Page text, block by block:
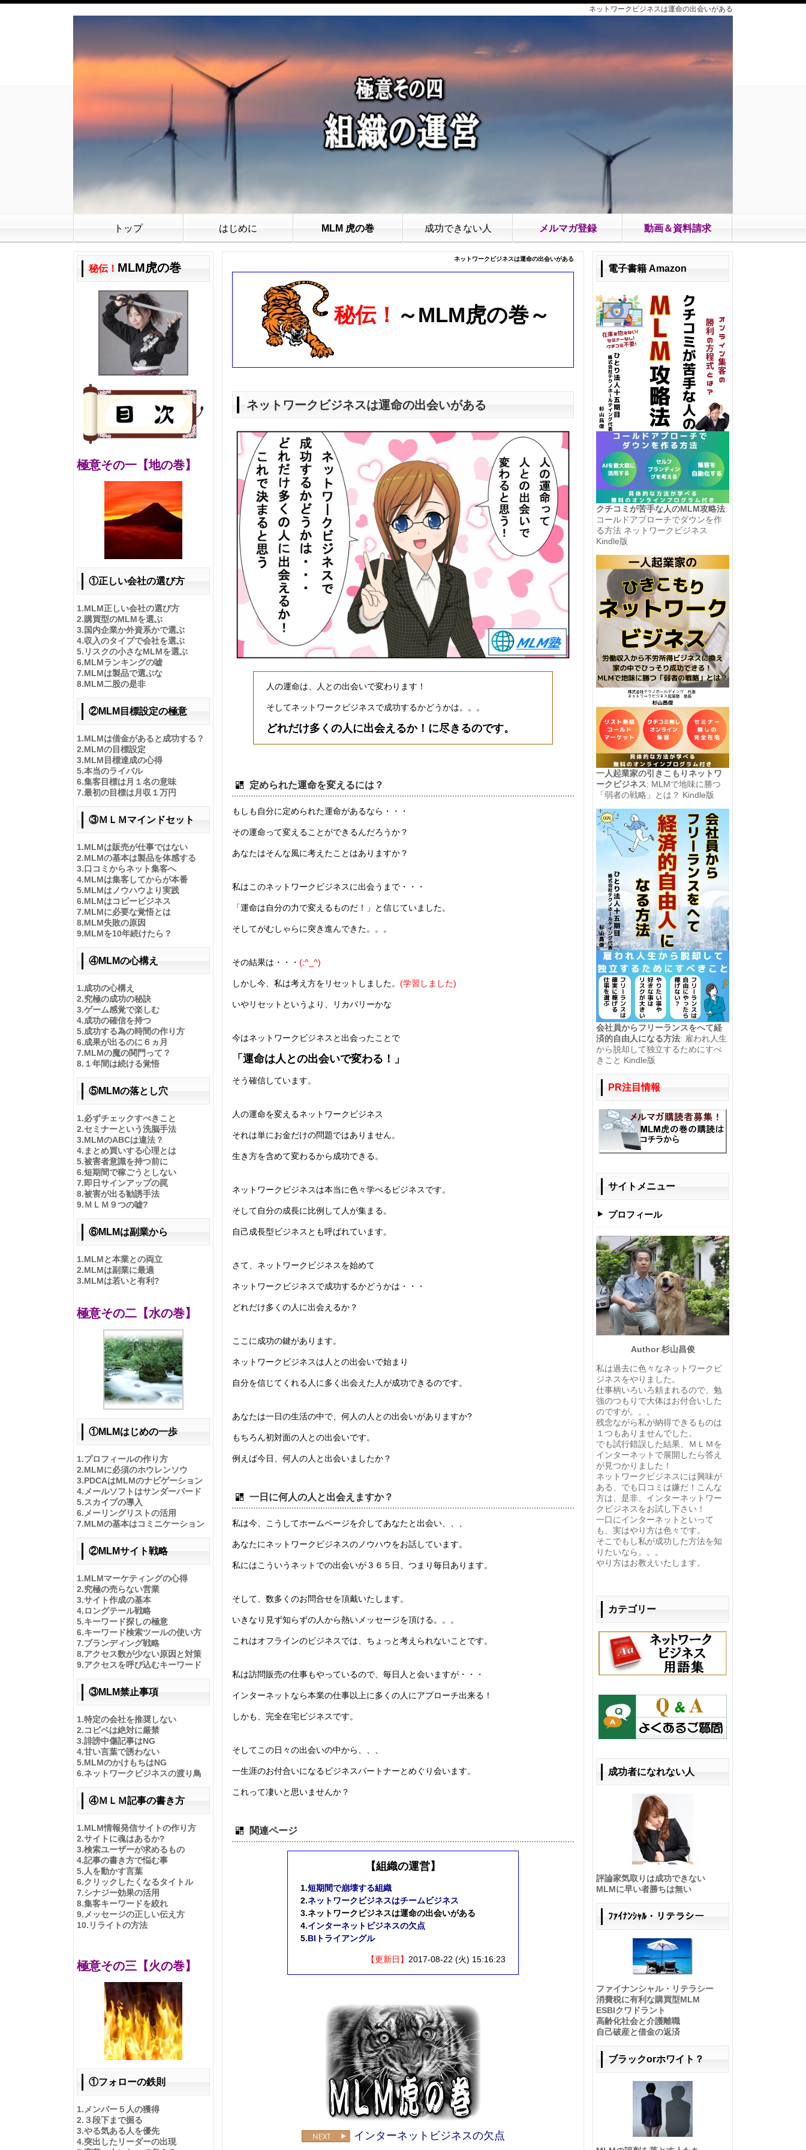
ネットワークビジネスは運命の出会いがある
トップ はじめに MLM 虎の巻 成功できない人 メルマガ登録 動画＆資料請求
ネットワークビジネスは運命の出会いがある
秘伝！ ～MLM虎の巻～
ネットワークビジネスは運命の出会いがある
人の運命は、人との出会いで変わります！
そしてネットワークビジネスで成功するかどうかは。。。
どれだけ多くの人に出会えるか！に尽きるのです。
定められた運命を変えるには？
もしも自分に定められた運命があるなら・・・
その運命って変えることができるんだろうか？
あなたはそんな風に考えたことはありますか？
私はこのネットワークビジネスに出会うまで・・・
「運命は自分の力で変えるものだ！」と信じていました。
そしてがむしゃらに突き進んできた。。。
その結果は・・・ (;^_^)
しかし今、私は考え方をリセットしました。 (学習しました)
いやリセットというより、リカバリーかな
今はネットワークビジネスと出会ったことで
「運命は人との出会いで変わる！」
そう確信しています。
人の運命を変えるネットワークビジネス
それは単にお金だけの問題ではありません。
生き方を含めて変わるから成功できる。
ネットワークビジネスは本当に色々学べるビジネスです。
そして自分の成長に比例して人が集まる。
自己成長型ビジネスとも呼ばれています。
さて、ネットワークビジネスを始めて
ネットワークビジネスで成功するかどうかは・・・
どれだけ多くの人に出会えるか？
ここに成功の鍵があります。
ネットワークビジネスは人との出会いで始まり
自分を信じてくれる人に多く出会えた人が成功できるのです。
あなたは一日の生活の中で、何人の人との出会いがありますか?
もちろん初対面の人との出会いです。
例えば今日、何人の人と出会いましたか？
一日に何人の人と出会えますか？
私は今、こうしてホームページを介してあなたと出会い、、、
あなたにネットワークビジネスのノウハウをお話しています。
私にはこういうネットでの出会いが３６５日、つまり毎日あります。
そして、数多くのお問合せを頂戴いたします。
いきなり見ず知らずの人から熱いメッセージを頂ける。。。
これはオフラインのビジネスでは、ちょっと考えられないことです。
私は訪問販売の仕事もやっているので、毎日人と会いますが・・・
インターネットなら本業の仕事以上に多くの人にアプローチ出来る！
しかも、完全在宅ビジネスです。
そしてこの日々の出会いの中から、、、
一生涯のお付合いになるビジネスパートナーとめぐり会います。
これって凄いと思いませんか？
関連ページ
【組織の運営】
1.短期間で崩壊する組織
2.ネットワークビジネスはチームビジネス
3.ネットワークビジネスは運命の出会いがある
4.インターネットビジネスの欠点
5.BIトライアングル
【更新日】 2017-08-22 (火) 15:16:23
インターネットビジネスの欠点
秘伝！ MLM虎の巻
極意その一【地の巻】
①正しい会社の選び方
1.MLM正しい会社の選び方
2.購買型のMLMを選ぶ
3.国内企業か外資系かで選ぶ
4.収入のタイプで会社を選ぶ
5. リスクの小さなMLMを選ぶ
6.MLMランキングの嘘
7.MLMは製品で選ぶな
8.MLM二股の是非
②MLM目標設定の極意
1.MLMは借金があると成功する？
2.MLMの目標設定
3.MLM目標達成の心得
5.本当のライバル
6.集客目標は月１名の意味
7.最初の目標は月収１万円
③ＭＬＭマインドセット
1.MLMは販売が仕事ではない
2.MLMの基本は製品を体感する
3.口コミからネット集客へ
4.MLMは集客してからが本番
5.MLMはノウハウより実践
6.MLMはコピービジネス
7.MLMに必要な覚悟とは
8.MLM失敗の原因
9.MLMを10年続けたら？
④MLMの心構え
1.成功の心構え
2.究極の成功の秘訣
3.ゲーム感覚で楽しむ
4.成功の確信を持つ
5.成功する為の時間の作り方
6.成果が出るのに６ヵ月
7.MLMの魔の関門って？
8. １年間は続ける覚悟
⑤MLMの落とし穴
1.必ずチェックすべきこと
2.セミナーという洗脳手法
3.MLMのABCは違法？
4. まとめ買いする心理とは
5.被害者意識を持つ前に
6.短期間で稼ごうとしない
7.即日サインアップの罠
8.被害が出る勧誘手法
9.ＭＬＭ９つの嘘?
⑥MLMは副業から
1.MLMと本業との両立
2.MLMは副業に最適
3.MLMは若いと有利?
極意その二【水の巻】
①MLMはじめの一歩
1.プロフィールの作り方
2.MLMに必須のホウレンソウ
3.PDCAはMLMのナビゲーション
4. メールソフトはサンダーバード
5.スカイプの導入
6. メーリングリストの活用
7.MLMの基本はコミニケーション
②MLMサイト戦略
1.MLMマーケティングの心得
2.究極の売らない営業
3.サイト作成の基本
4.ロングテール戦略
5.キーワード探しの極意
6.キーワード検索ツールの使い方
7.ブランディング戦略
8.アクセス数が少ない原因と対策
9.アクセスを呼び込むキーワード
③MLM禁止事項
1.特定の会社を推奨しない
2.コピペは絶対に厳禁
3.誹謗中傷記事はNG
4.甘い言葉で誘わない
5.MLMのかけもちはNG
6.ネットワークビジネスの渡り鳥
④ＭＬＭ記事の書き方
1.MLM情報発信サイトの作り方
2.サイトに魂はあるか?
3.検索ユーザーが求めるもの
4.記事の書き方で悩む事
5. 人を動かす言葉
6.クリックしたくなるタイトル
7.シナジー効果の活用
8.集客キーワードを絞れ
9. メッセージの正しい伝え方
10. リライトの方法
極意その三【火の巻】
①フォローの鉄則
1. メンバー５人の獲得
2. ３段下まで掘る
3.やる気ある人を優先
4.突出したリーダーの出現
電子書籍 Amazon
クチコミが苦手な人のMLM攻略法:
コールドアプローチでダウンを作
る方法 ネットワークビジネス
Kindle版
一人起業家の引きこもりネットワ
ークビジネス: MLMで地味に勝つ
「弱者の戦略」とは？ Kindle版
会社員からフリーランスをへて経
済的自由人になる方法: 雇われ人生
から脱却して独立するためにすべ
きこと Kindle版
PR注目情報
サイトメニュー
プロフィール
Author 杉山昌俊
私は過去に色々なネットワークビ
ジネスをやりました。
仕事柄いろいろ頼まれるので、勉
強のつもりで大体はお付合いした
のですが。。。
残念ながら私が納得できるものは
１つもありませんでした。
でも試行錯誤した結果、ＭＬＭを
インターネットで展開したら答え
が見つかりました！
ネットワークビジネスには興味が
ある、でも口コミは嫌だ！こんな
方は、是非、インターネットワー
クビジネスをお試し下さい！
一口にインターネットといって
も、実はやり方は色々です。
そこでもし私が成功した方法を知
りたいなら。。。
やり方はお教えいたします。
カテゴリー
成功者になれない人
評論家気取りは成功できない
MLMに早い者勝ちは無い
ﾌｧｲﾅﾝｼｬﾙ・リテラシー
ファイナンシャル・リテラシー
消費税に有利な購買型MLM
ESBIクワドラント
高齢化社会と介護離職
自己破産と借金の返済
ブラックorホワイト？